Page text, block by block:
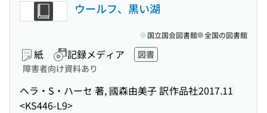
ウールフ、黒い湖
紙 記録メディア
図書
障害者向け資料あり
ヘラ・S・ハーセ 著, 國森由美子 訳作品社2017.11
<KS446-L9>
国立国会図書館 全国の図書館